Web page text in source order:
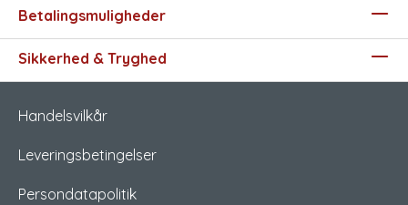
Betalingsmuligheder
Sikkerhed & Tryghed
Handelsvilkår
Leveringsbetingelser
Persondatapolitik